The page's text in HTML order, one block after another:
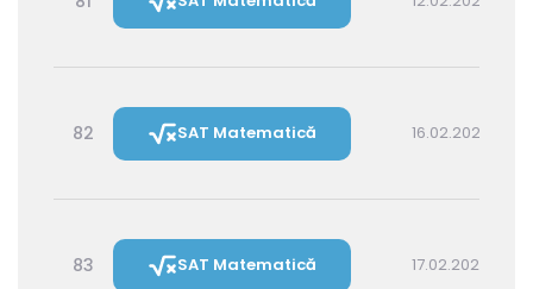
82 SAT Matematică 16.02.2027 16:00
83 SAT Matematică 17.02.2027 14:30